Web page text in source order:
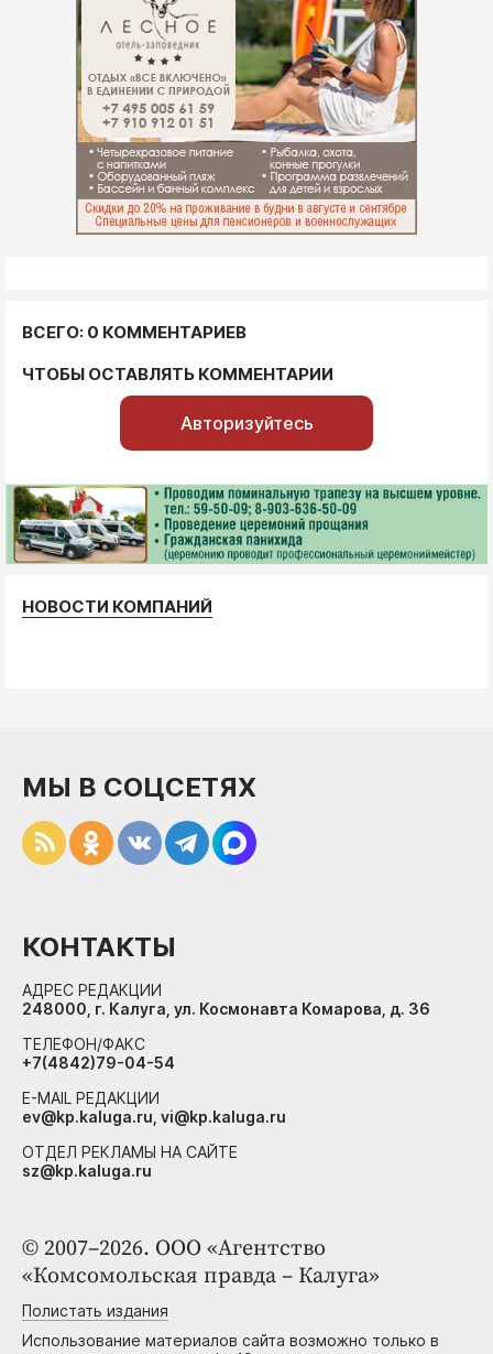
ВСЕГО: 0 КОММЕНТАРИЕВ
ЧТОБЫ ОСТАВЛЯТЬ КОММЕНТАРИИ
Авторизуйтесь
НОВОСТИ КОМПАНИЙ
© 2007–2026. ООО «Агентство
«Комсомольская правда – Калуга»
Полистать издания
Использование материалов сайта возможно только в
МЫ В СОЦСЕТЯХ
КОНТАКТЫ
АДРЕС РЕДАКЦИИ
248000, г. Калуга, ул. Космонавта Комарова, д. 36
ТЕЛЕФОН/ФАКС
+7(4842)79-04-54
E-MAIL РЕДАКЦИИ
ev@kp.kaluga.ru, vi@kp.kaluga.ru
ОТДЕЛ РЕКЛАМЫ НА САЙТЕ
sz@kp.kaluga.ru